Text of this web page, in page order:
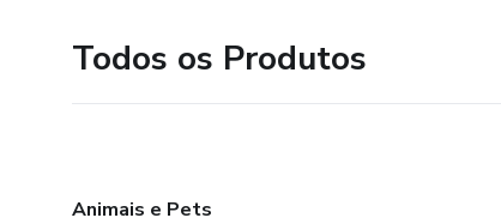
Todos os Produtos
Animais e Pets